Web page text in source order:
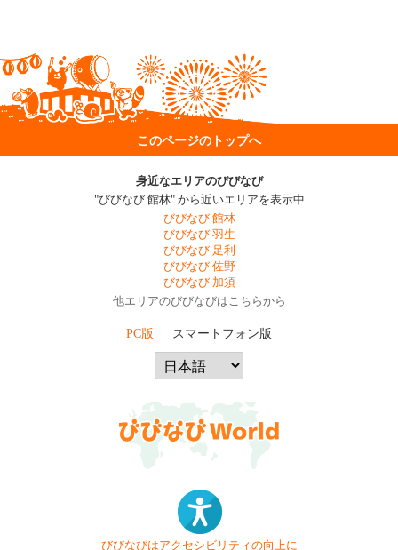
このページのトップへ
身近なエリアのびびなび
"びびなび 館林" から近いエリアを表示中
びびなび 館林
びびなび 羽生
びびなび 足利
びびなび 佐野
びびなび 加須
他エリアのびびなびはこちらから
PC版 スマートフォン版
びびなびはアクセシビリティの向上に